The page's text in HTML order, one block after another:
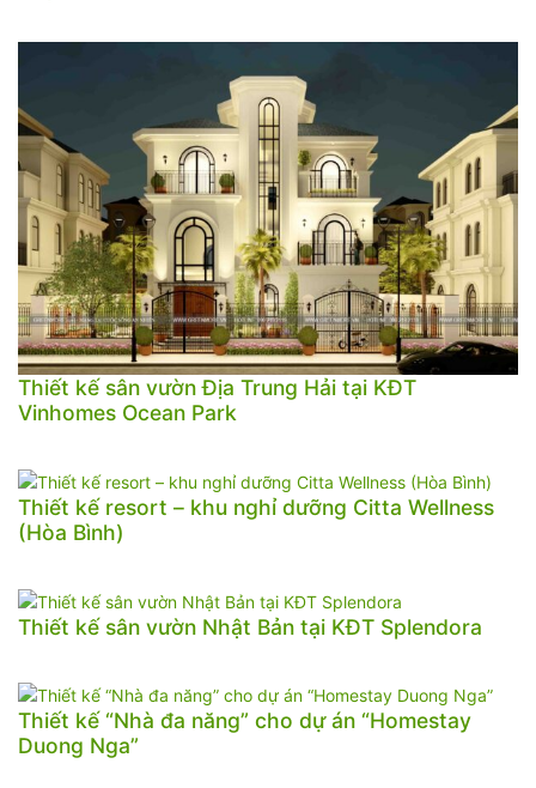
Thiết kế sân vườn Địa Trung Hải tại KĐT
Vinhomes Ocean Park
Thiết kế resort – khu nghỉ dưỡng Citta Wellness
(Hòa Bình)
Thiết kế sân vườn Nhật Bản tại KĐT Splendora
Thiết kế “Nhà đa năng” cho dự án “Homestay
Duong Nga”